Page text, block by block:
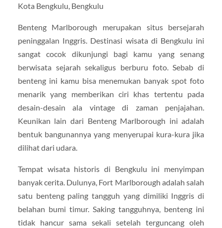
Kota Bengkulu, Bengkulu
Benteng Marlborough merupakan situs bersejarah
peninggalan Inggris. Destinasi wisata di Bengkulu ini
sangat cocok dikunjungi bagi kamu yang senang
berwisata sejarah sekaligus berburu foto. Sebab di
benteng ini kamu bisa menemukan banyak spot foto
menarik yang memberikan ciri khas tertentu pada
desain-desain ala vintage di zaman penjajahan.
Keunikan lain dari Benteng Marlborough ini adalah
bentuk bangunannya yang menyerupai kura-kura jika
dilihat dari udara.
Tempat wisata historis di Bengkulu ini menyimpan
banyak cerita. Dulunya, Fort Marlborough adalah salah
satu benteng paling tangguh yang dimiliki Inggris di
belahan bumi timur. Saking tangguhnya, benteng ini
tidak hancur sama sekali setelah terguncang oleh